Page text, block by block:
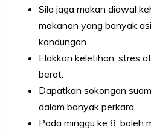
Sila jaga makan diawal
makanan yang banyak
kandungan.
Elakkan keletihan, stres
berat.
Dapatkan sokongan
dalam banyak perkara.
Pada minggu ke 8, boleh